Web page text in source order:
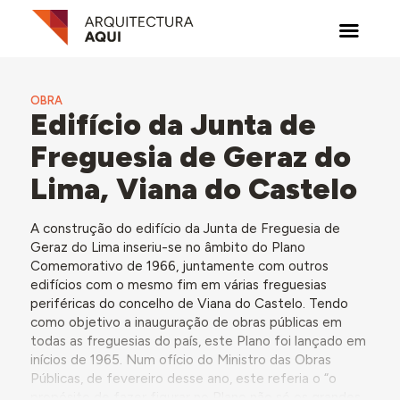
OBRA
Edifício da Junta de
Freguesia de Geraz do
Lima, Viana do Castelo
A construção do edifício da Junta de Freguesia de
Geraz do Lima inseriu-se no âmbito do Plano
Comemorativo de 1966, juntamente com outros
edifícios com o mesmo fim em várias freguesias
periféricas do concelho de Viana do Castelo. Tendo
como objetivo a inauguração de obras públicas em
todas as freguesias do país, este Plano foi lançado em
inícios de 1965. Num ofício do Ministro das Obras
Públicas, de fevereiro desse ano, este referia o “o